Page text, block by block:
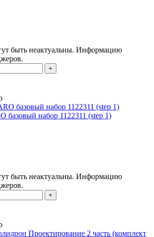
быть неактуальны. Информацию
+
базовый набор 1122311 (step 1)
быть неактуальны. Информацию
+